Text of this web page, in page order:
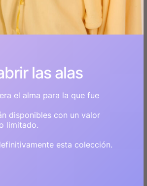
las alas
el alma para la que fue
disponibles con un valor
limitado.
esta colección.